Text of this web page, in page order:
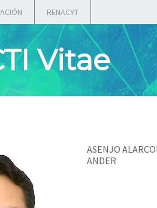
RENACYT
Vitae
ASENJO
ANDER